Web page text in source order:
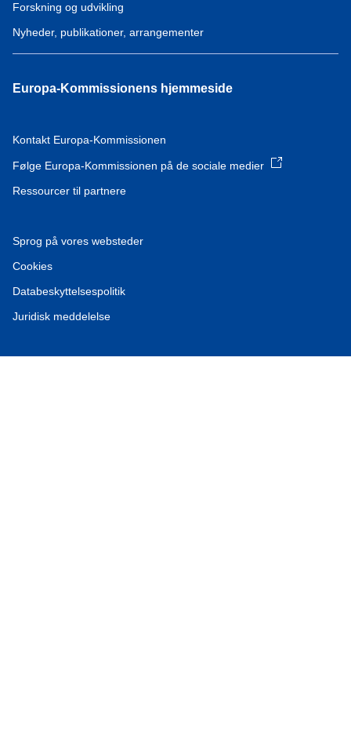
Forskning og udvikling
Nyheder, publikationer, arrangementer
Europa-Kommissionens hjemmeside
Kontakt Europa-Kommissionen
Følge Europa-Kommissionen på de sociale medier
Ressourcer til partnere
Sprog på vores websteder
Cookies
Databeskyttelsespolitik
Juridisk meddelelse